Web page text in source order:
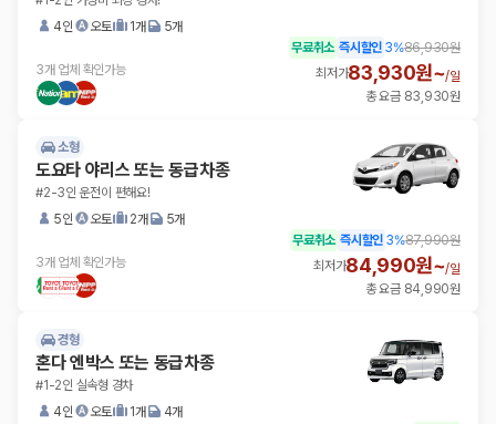
4인
오토 1개 5개
3개 업체 확인가능
무료취소 즉시할인 3%86,930원
최저가83,930원~/일
총 요금 83,930원
소형
도요타 야리스 또는 동급차종
#2-3인 운전이 편해요!
5인
오토 2개 5개
3개 업체 확인가능
무료취소 즉시할인 3%87,990원
최저가84,990원~/일
총 요금 84,990원
경형
혼다 엔박스 또는 동급차종
#1-2인 실속형 경차
4인
오토 1개 4개